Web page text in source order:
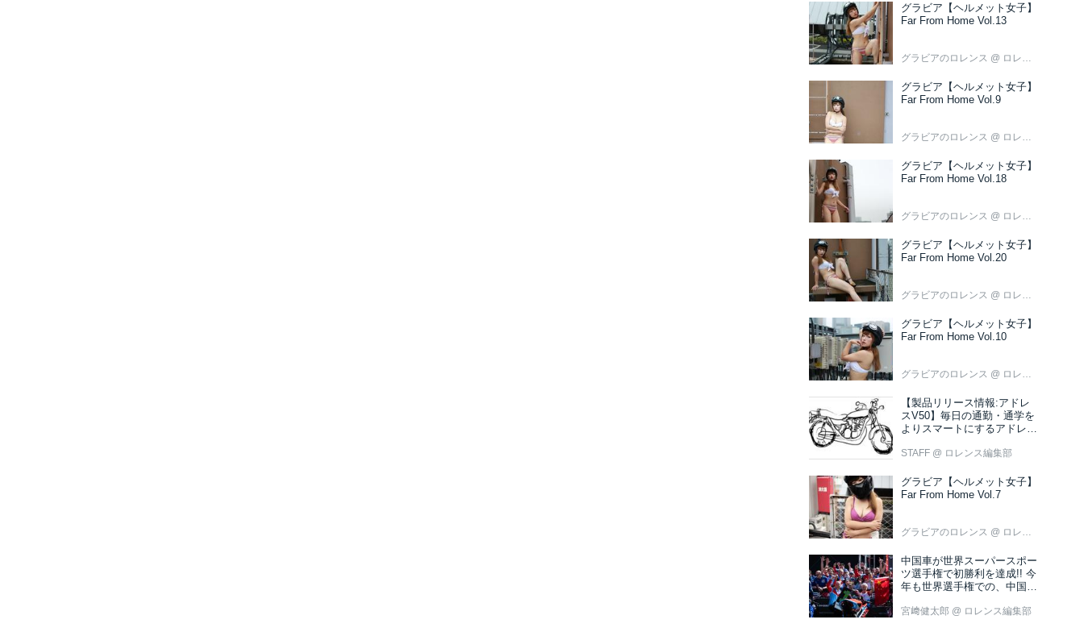
グラビア【ヘルメット女子】
Far From Home Vol.13
グラビアのロレンス @ ロレンス編集部
グラビア【ヘルメット女子】
Far From Home Vol.9
グラビアのロレンス @ ロレンス編集部
グラビア【ヘルメット女子】
Far From Home Vol.18
グラビアのロレンス @ ロレンス編集部
グラビア【ヘルメット女子】
Far From Home Vol.20
グラビアのロレンス @ ロレンス編集部
グラビア【ヘルメット女子】
Far From Home Vol.10
グラビアのロレンス @ ロレンス編集部
【製品リリース情報:アドレ
スV50】毎日の通勤・通学を
よりスマートにするアドレス
STAFF @ ロレンス編集部
グラビア【ヘルメット女子】
Far From Home Vol.7
グラビアのロレンス @ ロレンス編集部
中国車が世界スーパースポー
ツ選手権で初勝利を達成!! 今
年も世界選手権での、中国車
宮﨑健太郎 @ ロレンス編集部